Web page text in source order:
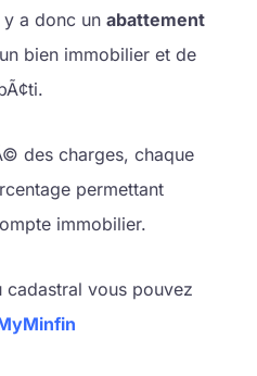
a donc un abattement
bien immobilier et de
des charges, chaque
permettant
immobilier.
cadastral vous pouvez